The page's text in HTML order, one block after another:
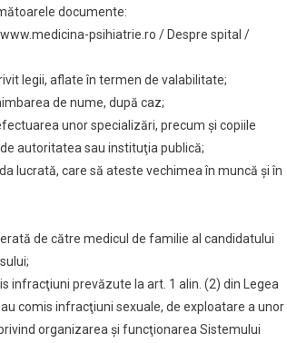
documente:
psihiatrie.ro / Despre spital /
legii, aflate în termen de valabilitate;
de nume, după caz;
unor specializări, precum şi copiile
autoritatea sau instituţia publică;
lucrată, care să ateste vechimea în muncă şi în
de către medicul de familie al candidatului
infracţiuni prevăzute la art. 1 alin. (2) din Legea
comis infracţiuni sexuale, de exploatare a unor
organizarea şi funcţionarea Sistemului